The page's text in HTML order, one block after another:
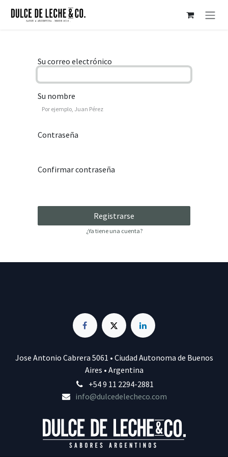
Su correo electrónico
Su nombre
Contraseña
Confirmar contraseña
Registrarse
¿Ya tiene una cuenta?
Jose Antonio Cabrera 5061 • Ciudad Autonoma de Buenos
Aires • Argentina
+54 9 11 2294-2881
info@dulcedelecheco.com